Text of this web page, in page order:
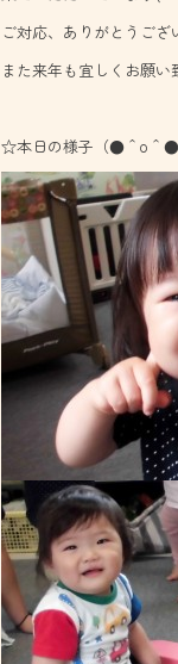
ご対応、ありがとうござ
また来年も宜しくお願い
☆本日の様子（●＾o＾●